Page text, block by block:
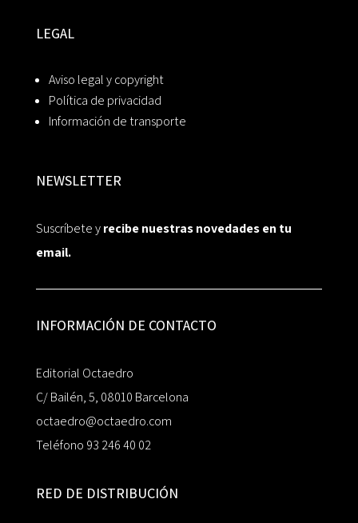
LEGAL
Aviso legal y copyright
Política de privacidad
Información de transporte
NEWSLETTER
Suscríbete yrecibe nuestras novedades en tu
email.
INFORMACIÓN DE CONTACTO
Editorial Octaedro
C/ Bailén, 5, 08010 Barcelona
octaedro@octaedro.com
Teléfono 93 246 40 02
RED DE DISTRIBUCIÓN